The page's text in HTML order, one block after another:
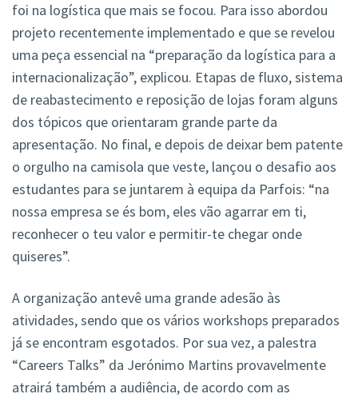
foi na logística que mais se focou. Para isso abordou
projeto recentemente implementado e que se revelou
uma peça essencial na “preparação da logística para a
internacionalização”, explicou. Etapas de fluxo, sistema
de reabastecimento e reposição de lojas foram alguns
dos tópicos que orientaram grande parte da
apresentação. No final, e depois de deixar bem patente
o orgulho na camisola que veste, lançou o desafio aos
estudantes para se juntarem à equipa da Parfois: “na
nossa empresa se és bom, eles vão agarrar em ti,
reconhecer o teu valor e permitir-te chegar onde
quiseres”.
A organização antevê uma grande adesão às
atividades, sendo que os vários workshops preparados
já se encontram esgotados. Por sua vez, a palestra
“Careers Talks” da Jerónimo Martins provavelmente
atrairá também a audiência, de acordo com as